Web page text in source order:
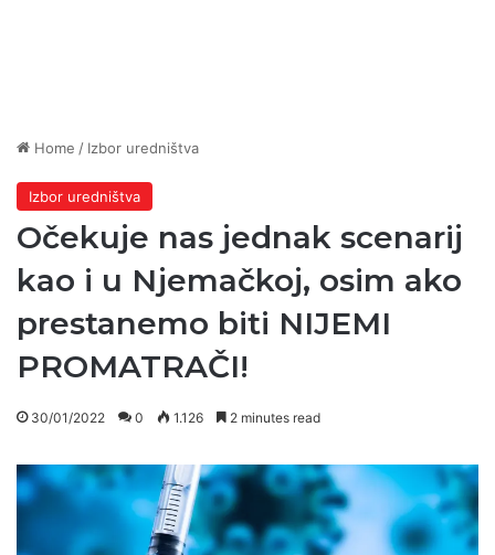
Home / Izbor uredništva
Izbor uredništva
Očekuje nas jednak scenarij
kao i u Njemačkoj, osim ako
prestanemo biti NIJEMI
PROMATRAČI!
30/01/2022 0 1.126 2 minutes read